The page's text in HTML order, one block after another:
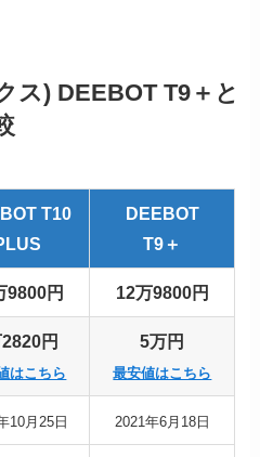
ス) DEEBOT T9＋と
T10
DEEBOT
T9＋
9800円 12万9800円
円
はこちら
5万円
最安値はこちら
10月25日 2021年6月18日